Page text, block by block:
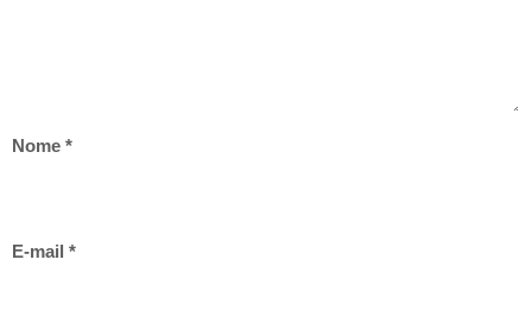
Nome *
E-mail *